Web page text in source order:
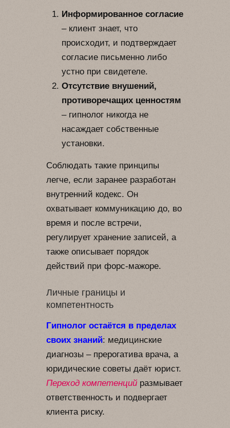
Информированное согласие
– клиент знает, что
происходит, и подтверждает
согласие письменно либо
устно при свидетеле.
Отсутствие внушений,
противоречащих ценностям
– гипнолог никогда не
насаждает собственные
установки.
Соблюдать такие принципы
легче, если заранее разработан
внутренний кодекс. Он
охватывает коммуникацию до, во
время и после встречи,
регулирует хранение записей, а
также описывает порядок
действий при форс-мажоре.
Личные границы и
компетентность
Гипнолог остаётся в пределах
своих знаний: медицинские
диагнозы – прерогатива врача, а
юридические советы даёт юрист.
Переход компетенций размывает
ответственность и подвергает
клиента риску.